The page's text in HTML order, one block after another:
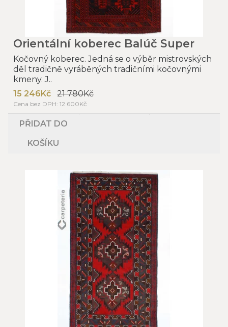
Orientální koberec Balúč Super
Kočovný koberec. Jedná se o výběr mistrovských
děl tradičně vyráběných tradičními kočovnými
kmeny. J..
15 246Kč
21 780Kč
Cena bez DPH: 12 600Kč
PŘIDAT DO
KOŠÍKU